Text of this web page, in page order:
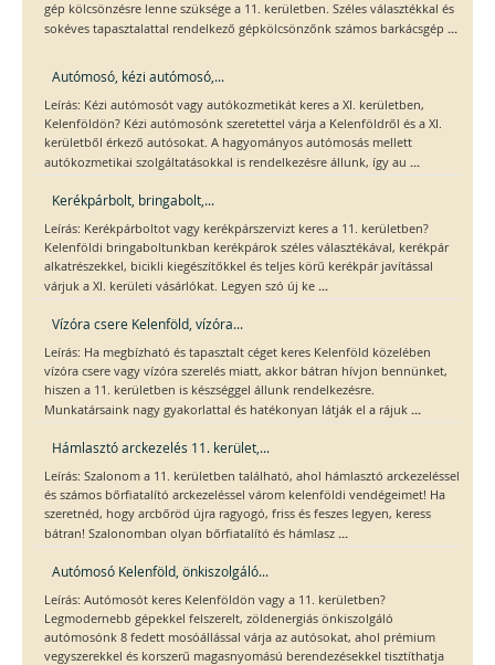
gép kölcsönzésre lenne szüksége a 11. kerületben. Széles választékkal és
sokéves tapasztalattal rendelkező gépkölcsönzőnk számos barkácsgép ...
Autómosó, kézi autómosó,...
Leírás: Kézi autómosót vagy autókozmetikát keres a XI. kerületben,
Kelenföldön? Kézi autómosónk szeretettel várja a Kelenföldről és a XI.
kerületből érkező autósokat. A hagyományos autómosás mellett
autókozmetikai szolgáltatásokkal is rendelkezésre állunk, így au ...
Kerékpárbolt, bringabolt,...
Leírás: Kerékpárboltot vagy kerékpárszervizt keres a 11. kerületben?
Kelenföldi bringaboltunkban kerékpárok széles választékával, kerékpár
alkatrészekkel, bicikli kiegészítőkkel és teljes körű kerékpár javítással
várjuk a XI. kerületi vásárlókat. Legyen szó új ke ...
Vízóra csere Kelenföld, vízóra...
Leírás: Ha megbízható és tapasztalt céget keres Kelenföld közelében
vízóra csere vagy vízóra szerelés miatt, akkor bátran hívjon bennünket,
hiszen a 11. kerületben is készséggel állunk rendelkezésre.
Munkatársaink nagy gyakorlattal és hatékonyan látják el a rájuk ...
Hámlasztó arckezelés 11. kerület,...
Leírás: Szalonom a 11. kerületben található, ahol hámlasztó arckezeléssel
és számos bőrfiatalító arckezeléssel várom kelenföldi vendégeimet! Ha
szeretnéd, hogy arcbőröd újra ragyogó, friss és feszes legyen, keress
bátran! Szalonomban olyan bőrfiatalító és hámlasz ...
Autómosó Kelenföld, önkiszolgáló...
Leírás: Autómosót keres Kelenföldön vagy a 11. kerületben?
Legmodernebb gépekkel felszerelt, zöldenergiás önkiszolgáló
autómosónk 8 fedett mosóállással várja az autósokat, ahol prémium
vegyszerekkel és korszerű magasnyomású berendezésekkel tisztíthatja